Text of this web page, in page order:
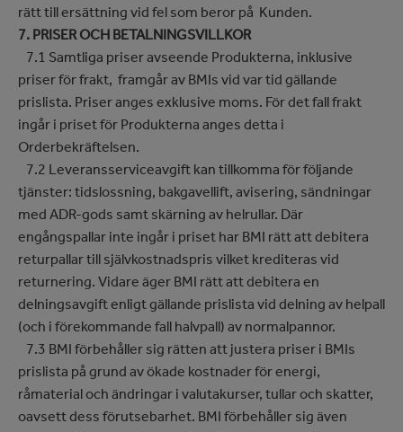
rätt till ersättning vid fel som beror på Kunden.
7. PRISER OCH BETALNINGSVILLKOR
7.1 Samtliga priser avseende Produkterna, inklusive
priser för frakt, framgår av BMIs vid var tid gällande
prislista. Priser anges exklusive moms. För det fall frakt
ingår i priset för Produkterna anges detta i
Orderbekräftelsen.
7.2 Leveransserviceavgift kan tillkomma för följande
tjänster: tidslossning, bakgavellift, avisering, sändningar
med ADR-gods samt skärning av helrullar. Där
engångspallar inte ingår i priset har BMI rätt att debitera
returpallar till självkostnadspris vilket krediteras vid
returnering. Vidare äger BMI rätt att debitera en
delningsavgift enligt gällande prislista vid delning av helpall
(och i förekommande fall halvpall) av normalpannor.
7.3 BMI förbehåller sig rätten att justera priser i BMIs
prislista på grund av ökade kostnader för energi,
råmaterial och ändringar i valutakurser, tullar och skatter,
oavsett dess förutsebarhet. BMI förbehåller sig även